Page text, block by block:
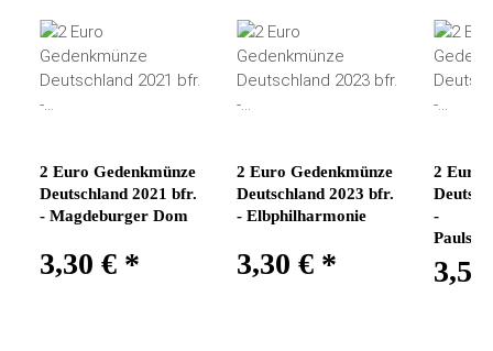
2 Euro Gedenkmünze
Deutschland 2021 bfr.
- Magdeburger Dom
3,30 € *
2 Euro Gedenkmünze
Deutschland 2023 bfr.
- Elbphilharmonie
3,30 € *
2 Euro
-